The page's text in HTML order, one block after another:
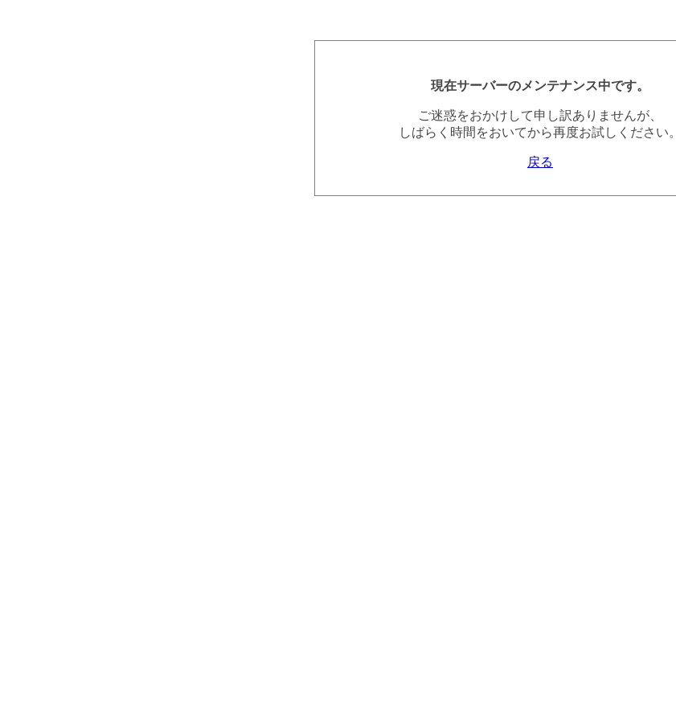
現在サーバーのメンテナンス中です。
ご迷惑をおかけして申し訳ありませんが、
しばらく時間をおいてから再度お試しください。
戻る